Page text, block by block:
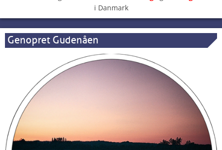
i Danmark
Genopret Gudenåen